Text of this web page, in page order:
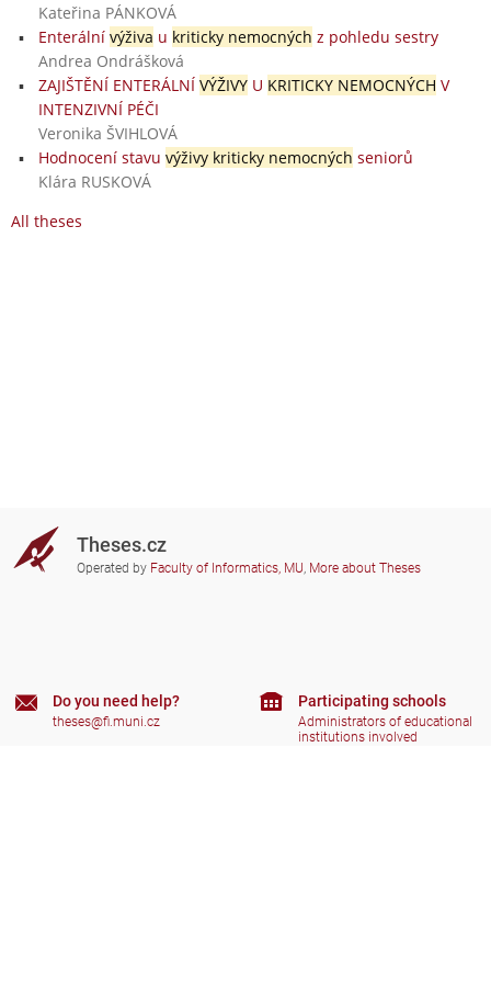
Kateřina PÁNKOVÁ
Enterální výživa u kriticky nemocných z pohledu sestry
Andrea Ondrášková
ZAJIŠTĚNÍ ENTERÁLNÍ VÝŽIVYU KRITICKY NEMOCNÝCH V
INTENZIVNÍ PÉČI
Veronika ŠVIHLOVÁ
Hodnocení stavu výživy kriticky nemocných seniorů
Klára RUSKOVÁ
All theses
Theses.cz
Operated by Faculty of Informatics, MU, More about Theses
Do you need help?
theses@fi.muni.cz
Participating schools
Administrators of educational
institutions involved